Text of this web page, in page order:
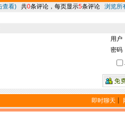
查看)共0条评论，每页显示5条评论 浏览所
用户
密码
即时聊天 ┋